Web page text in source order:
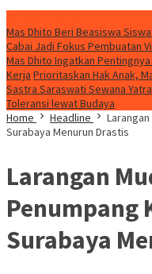
Mas Dhito Beri Beasiswa
Cabai Jadi Fokus Pembuatan
Mas Dhito Ingatkan
Kerja Prioritaskan Hak Anak,
Sastra Saraswati Sewana
Toleransi lewat Budaya
Home
Headline
Surabaya Menurun Drastis
Larangan
Penumpang
Surabaya